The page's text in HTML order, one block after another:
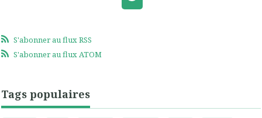
S'abonner au flux RSS
S'abonner au flux ATOM
Tags populaires